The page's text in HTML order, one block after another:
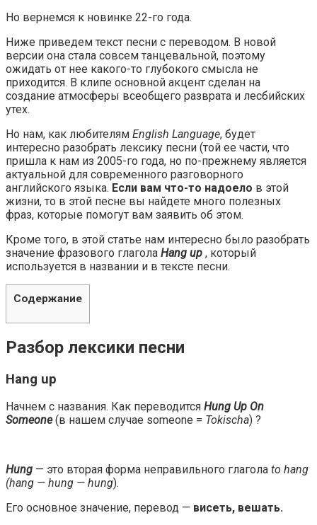
Но вернемся к новинке 22-го года.
Ниже приведем текст песни с переводом. В новой
версии она стала совсем танцевальной, поэтому
ожидать от нее какого-то глубокого смысла не
приходится. В клипе основной акцент сделан на
создание атмосферы всеобщего разврата и лесбийских
утех.
Но нам, как любителям English Language, будет
интересно разобрать лексику песни (той ее части, что
пришла к нам из 2005-го года, но по-прежнему является
актуальной для современного разговорного
английского языка. Если вам что-то надоело в этой
жизни, то в этой песне вы найдете много полезных
фраз, которые помогут вам заявить об этом.
Кроме того, в этой статье нам интересно было разобрать
значение фразового глагола Hang up , который
используется в названии и в тексте песни.
Содержание
Разбор лексики песни
Hang up
Начнем с названия. Как переводится Hung Up On
Someone(в нашем случае someone = Tokischa) ?
Hung — это вторая форма неправильного глагола to hang
(hang — hung — hung).
Его основное значение, перевод — висеть, вешать.